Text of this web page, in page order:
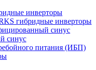
инверторы
гибридные инверторы
синус
синус
питания (ИБП)